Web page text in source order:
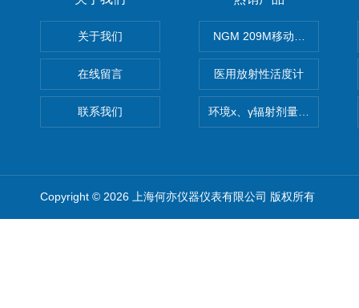
关于我们
在线留言
联系我们
NGM 209M移动式惰性气体
医用放射性活度计
环境x、γ辐射剂量率仪
Copyright © 2026 上海何亦仪器仪表有限公司 版权所有